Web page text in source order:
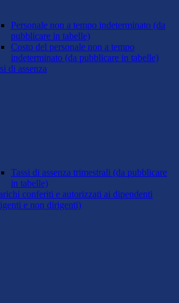
Personale non a tempo indeterminato (da
pubblicare in tabelle)
Costo del personale non a tempo
indeterminato (da pubblicare in tabelle)
di assenza
Tassi di assenza trimestrali (da pubblicare
in tabelle)
conferiti e autorizzati ai dipendenti
e non dirigenti)